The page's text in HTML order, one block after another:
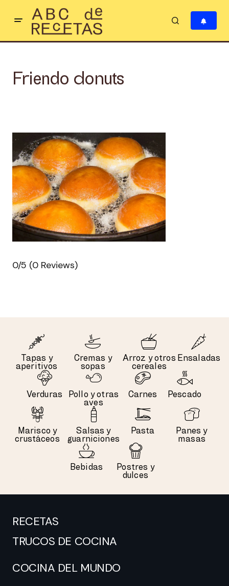
Friendo donuts
0/5 (0 Reviews)
Tapas y
aperitivos
Cremas y
sopas
Arroz y otros
cereales
Ensaladas
Verduras
Pollo y otras
aves
Carnes Pescado
Marisco y
crustáceos
Salsas y
guarniciones
Pasta
Panes y
masas
Bebidas
Postres y
dulces
RECETAS
TRUCOS DE COCINA
COCINA DEL MUNDO